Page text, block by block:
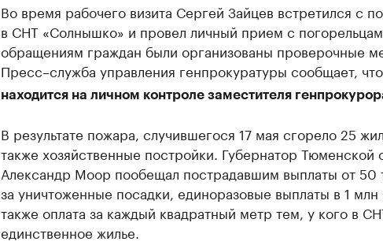
Во время рабочего визита Сергей Зайцев встретился с
в СНТ «Солнышко» и провел личный прием с
обращениям граждан были организованы проверочные
Пресс–служба управления генпрокуратуры сообщает, что
находится на личном контроле заместителя
В результате пожара, случившегося 17 мая сгорело 25
также хозяйственные постройки. Губернатор Тюменской
Александр Моор пообещал пострадавшим выплаты от 50
за уничтоженные посадки, единоразовые выплаты в 1 млн
также оплата за каждый квадратный метр тем, у кого в
единственное жилье.